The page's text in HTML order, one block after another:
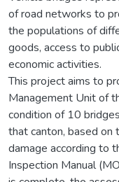
of road networks to
the populations of
goods, access to
economic activities.
This project aims to
Management Unit of
condition of 10
that canton, based on
damage according to
Inspection Manual